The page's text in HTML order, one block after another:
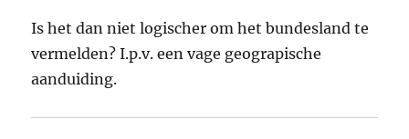
Is het dan niet logischer om het bundesland te
vermelden? I.p.v. een vage geograpische
aanduiding.